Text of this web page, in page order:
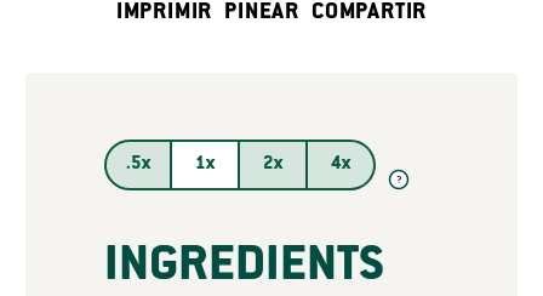
IMPRIMIR PINEAR COMPARTIR
.5x 1x 2x 4x
?
INGREDIENTS